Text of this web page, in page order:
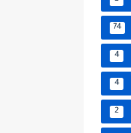
74
4
4
2